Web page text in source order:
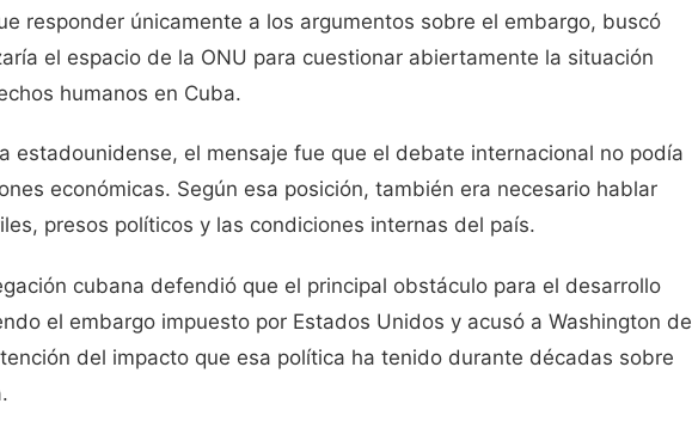
responder únicamente a los argumentos sobre el embargo, buscó
el espacio de la ONU para cuestionar abiertamente la situación
humanos en Cuba.
estadounidense, el mensaje fue que el debate internacional no podía
económicas. Según esa posición, también era necesario hablar
presos políticos y las condiciones internas del país.
cubana defendió que el principal obstáculo para el desarrollo
el embargo impuesto por Estados Unidos y acusó a Washington de
del impacto que esa política ha tenido durante décadas sobre